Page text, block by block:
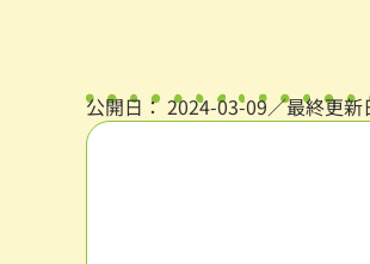
公開日： 2024-03-09／最終更